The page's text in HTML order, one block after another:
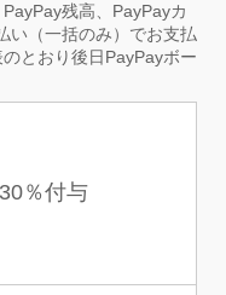
残高、PayPayカ
い（一括のみ）でお支払
とおり後日PayPayボー
30％付与